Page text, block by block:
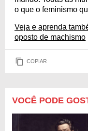
o que o feminismo
Veja e aprenda
oposto de machismo
COPIAR
VOCÊ PODE